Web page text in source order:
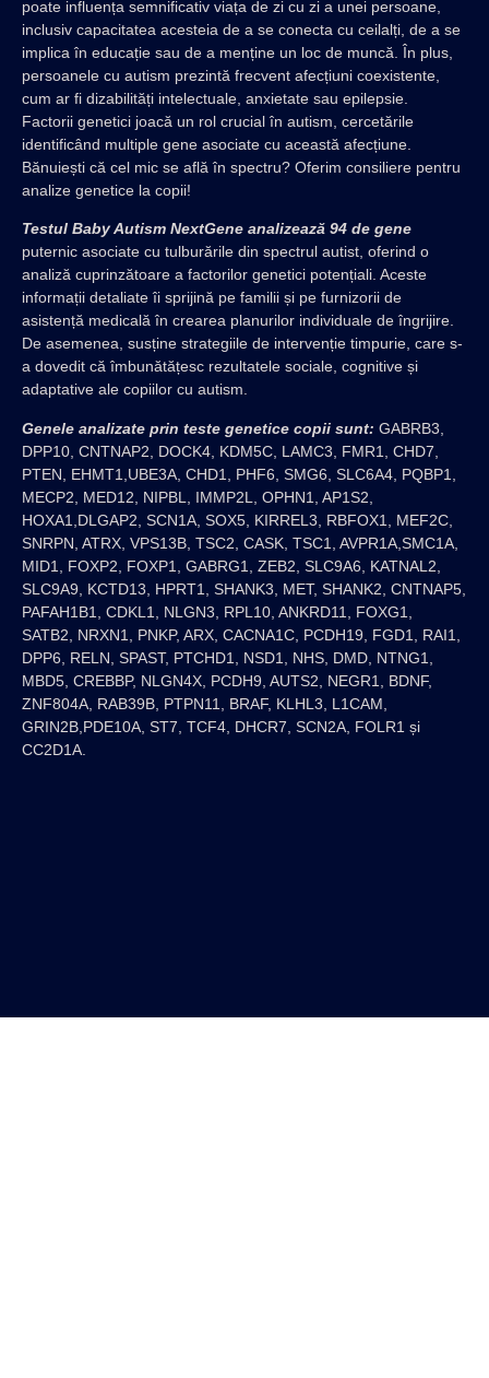
poate influența semnificativ viața de zi cu zi a unei persoane,
inclusiv capacitatea acesteia de a se conecta cu ceilalți, de a se
implica în educație sau de a menține un loc de muncă. În plus,
persoanele cu autism prezintă frecvent afecțiuni coexistente,
cum ar fi dizabilități intelectuale, anxietate sau epilepsie.
Factorii genetici joacă un rol crucial în autism, cercetările
identificând multiple gene asociate cu această afecțiune.
Bănuiești că cel mic se află în spectru? Oferim consiliere pentru
analize genetice la copii!
Testul Baby Autism NextGene analizează 94 de gene
puternic asociate cu tulburările din spectrul autist, oferind o
analiză cuprinzătoare a factorilor genetici potențiali. Aceste
informații detaliate îi sprijină pe familii și pe furnizorii de
asistență medicală în crearea planurilor individuale de îngrijire.
De asemenea, susține strategiile de intervenție timpurie, care s-
a dovedit că îmbunătățesc rezultatele sociale, cognitive și
adaptative ale copiilor cu autism.
Genele analizate prin teste genetice copii sunt: GABRB3,
DPP10, CNTNAP2, DOCK4, KDM5C, LAMC3, FMR1, CHD7,
PTEN, EHMT1,UBE3A, CHD1, PHF6, SMG6, SLC6A4, PQBP1,
MECP2, MED12, NIPBL, IMMP2L, OPHN1, AP1S2,
HOXA1,DLGAP2, SCN1A, SOX5, KIRREL3, RBFOX1, MEF2C,
SNRPN, ATRX, VPS13B, TSC2, CASK, TSC1, AVPR1A,SMC1A,
MID1, FOXP2, FOXP1, GABRG1, ZEB2, SLC9A6, KATNAL2,
SLC9A9, KCTD13, HPRT1, SHANK3, MET, SHANK2, CNTNAP5,
PAFAH1B1, CDKL1, NLGN3, RPL10, ANKRD11, FOXG1,
SATB2, NRXN1, PNKP, ARX, CACNA1C, PCDH19, FGD1, RAI1,
DPP6, RELN, SPAST, PTCHD1, NSD1, NHS, DMD, NTNG1,
MBD5, CREBBP, NLGN4X, PCDH9, AUTS2, NEGR1, BDNF,
ZNF804A, RAB39B, PTPN11, BRAF, KLHL3, L1CAM,
GRIN2B,PDE10A, ST7, TCF4, DHCR7, SCN2A, FOLR1 și
CC2D1A.